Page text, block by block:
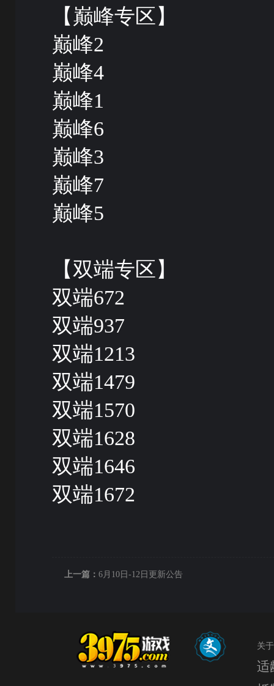
【巅峰专区】
巅峰2
巅峰4
巅峰1
巅峰6
巅峰3
巅峰7
巅峰5
【双端专区】
双端672
双端937
双端1213
双端1479
双端1570
双端1628
双端1646
双端1672
上一篇： 6月10日-12日更新公告
关
适